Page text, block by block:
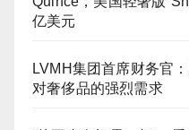
亿美元
LVMH集团首席财务官
对奢侈品的强烈需求